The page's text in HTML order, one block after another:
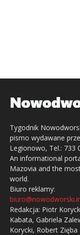
Tygodnik
pismo wydawane
Legionowo, Tel.: 733
An informational
Mazovia and the
world.
Biuro reklamy:
Redakcja: Piotr
Kabata, Gabriela
Korycki, Robert Zięba